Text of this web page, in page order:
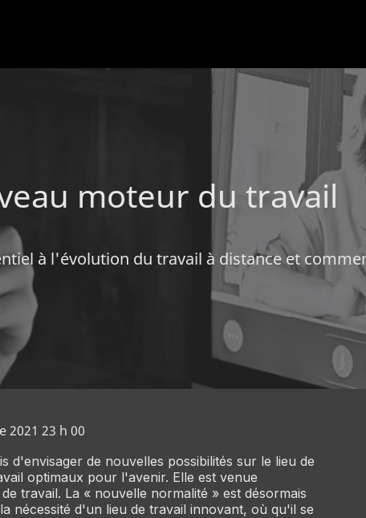
moteur du travail
à l'évolution du travail à distance et
2021 23 h 00
d'envisager de nouvelles possibilités sur le lieu de
optimaux pour l'avenir. Elle est venue
travail. La « nouvelle normalité » est désormais
nécessité d'un lieu de travail innovant, où qu'il se